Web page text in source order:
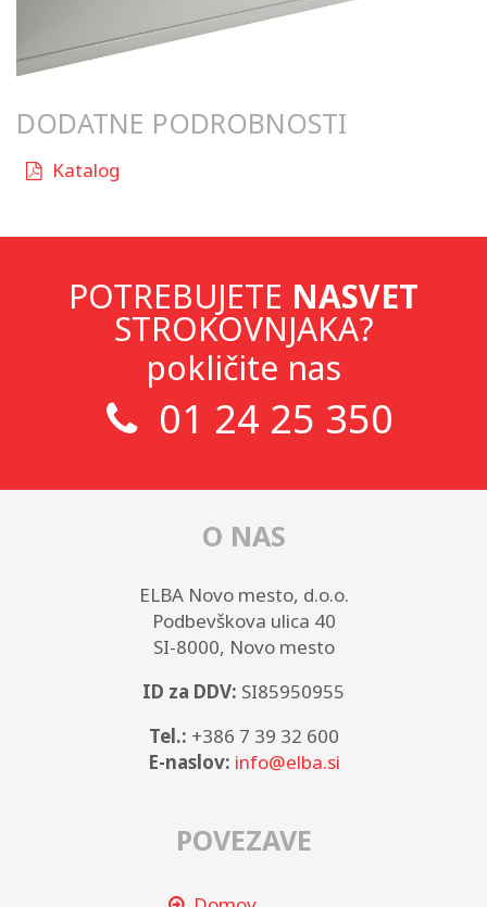
DODATNE PODROBNOSTI
Katalog
POTREBUJETE NASVET
STROKOVNJAKA?
pokličite nas
01 24 25 350
O NAS
ELBA Novo mesto, d.o.o.
Podbevškova ulica 40
SI-8000, Novo mesto
ID za DDV: SI85950955
Tel.: +386 7 39 32 600
E-naslov: info@elba.si
POVEZAVE